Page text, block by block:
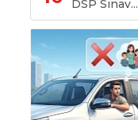
DSP Sınav...